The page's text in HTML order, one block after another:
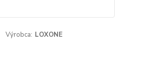
Výrobca: LOXONE